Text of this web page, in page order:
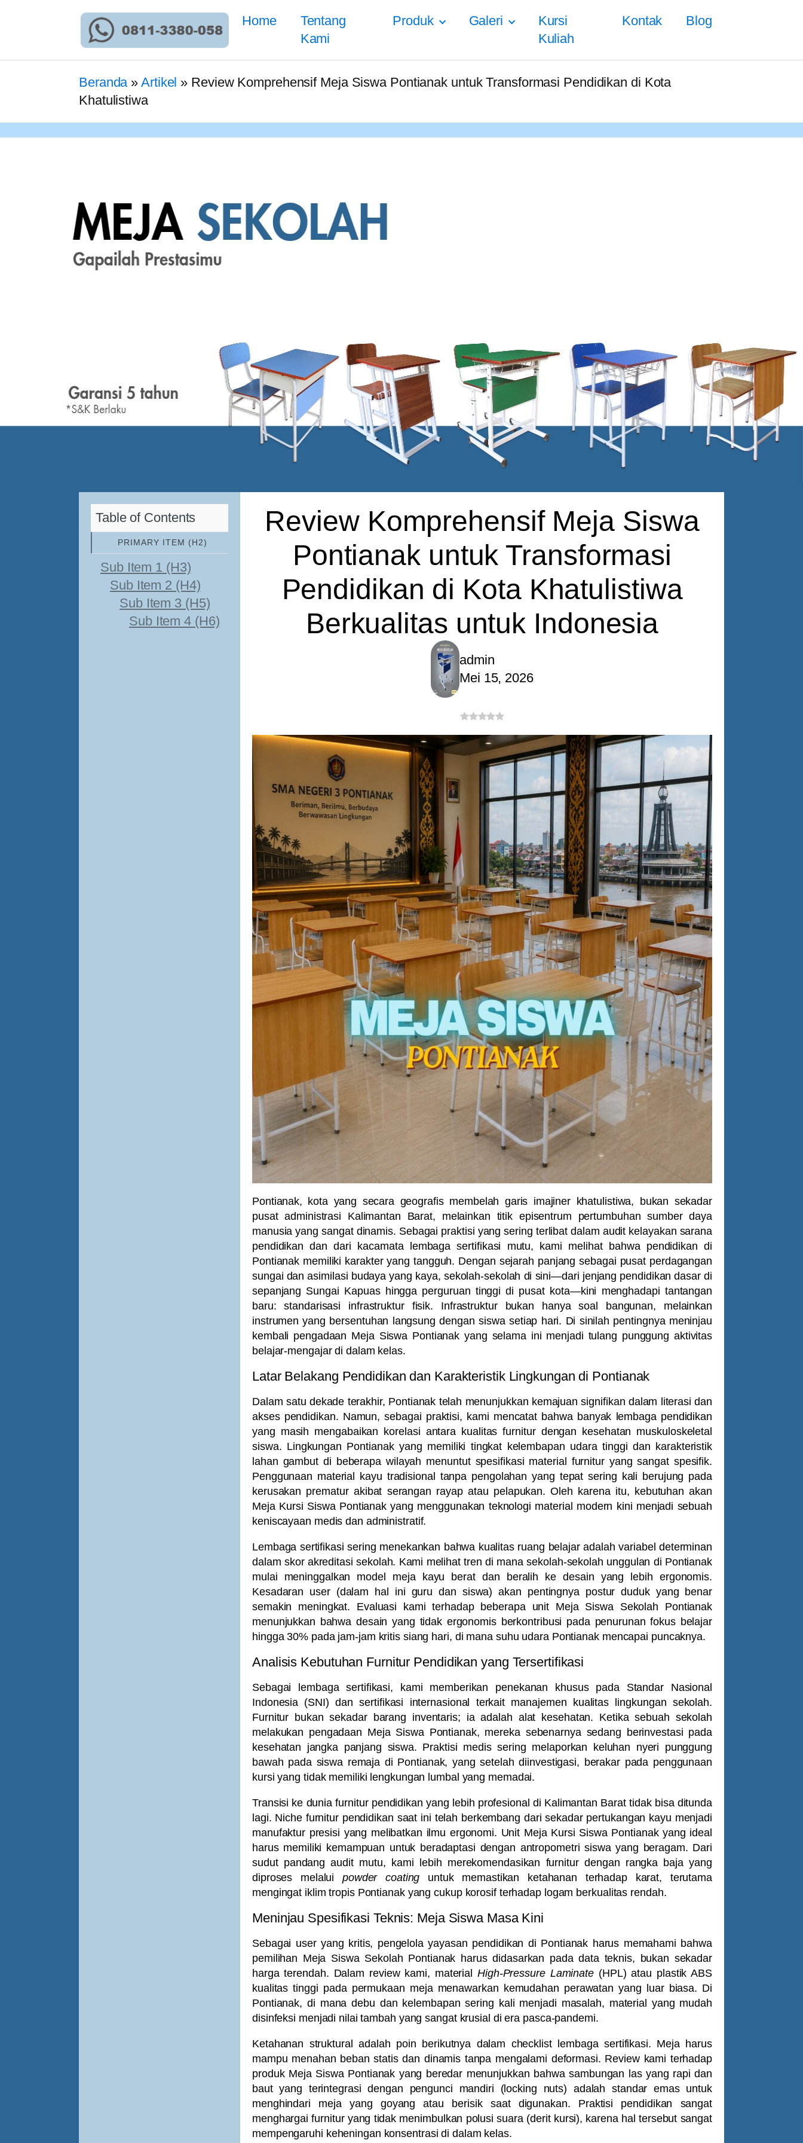
Home
Tentang
Kami
Produk Galeri
Kursi
Kuliah
Kontak Blog
Beranda»Artikel » Review Komprehensif Meja Siswa Pontianak untuk Transformasi Pendidikan di Kota
Khatulistiwa
Table of Contents
PRIMARY ITEM (H2)
Sub Item 1 (H3)
Sub Item 2 (H4)
Sub Item 3 (H5)
Sub Item 4 (H6)
Review Komprehensif Meja Siswa
Pontianak untuk Transformasi
Pendidikan di Kota Khatulistiwa
Berkualitas untuk Indonesia
admin
Mei 15, 2026
Pontianak, kota yang secara geografis membelah garis imajiner khatulistiwa, bukan sekadar
pusat administrasi Kalimantan Barat, melainkan titik episentrum pertumbuhan sumber daya
manusia yang sangat dinamis. Sebagai praktisi yang sering terlibat dalam audit kelayakan sarana
pendidikan dan dari kacamata lembaga sertifikasi mutu, kami melihat bahwa pendidikan di
Pontianak memiliki karakter yang tangguh. Dengan sejarah panjang sebagai pusat perdagangan
sungai dan asimilasi budaya yang kaya, sekolah-sekolah di sini—dari jenjang pendidikan dasar di
sepanjang Sungai Kapuas hingga perguruan tinggi di pusat kota—kini menghadapi tantangan
baru: standarisasi infrastruktur fisik. Infrastruktur bukan hanya soal bangunan, melainkan
instrumen yang bersentuhan langsung dengan siswa setiap hari. Di sinilah pentingnya meninjau
kembali pengadaan Meja Siswa Pontianak yang selama ini menjadi tulang punggung aktivitas
belajar-mengajar di dalam kelas.
Latar Belakang Pendidikan dan Karakteristik Lingkungan di Pontianak
Dalam satu dekade terakhir, Pontianak telah menunjukkan kemajuan signifikan dalam literasi dan
akses pendidikan. Namun, sebagai praktisi, kami mencatat bahwa banyak lembaga pendidikan
yang masih mengabaikan korelasi antara kualitas furnitur dengan kesehatan muskuloskeletal
siswa. Lingkungan Pontianak yang memiliki tingkat kelembapan udara tinggi dan karakteristik
lahan gambut di beberapa wilayah menuntut spesifikasi material furnitur yang sangat spesifik.
Penggunaan material kayu tradisional tanpa pengolahan yang tepat sering kali berujung pada
kerusakan prematur akibat serangan rayap atau pelapukan. Oleh karena itu, kebutuhan akan
Meja Kursi Siswa Pontianak yang menggunakan teknologi material modern kini menjadi sebuah
keniscayaan medis dan administratif.
Lembaga sertifikasi sering menekankan bahwa kualitas ruang belajar adalah variabel determinan
dalam skor akreditasi sekolah. Kami melihat tren di mana sekolah-sekolah unggulan di Pontianak
mulai meninggalkan model meja kayu berat dan beralih ke desain yang lebih ergonomis.
Kesadaran user (dalam hal ini guru dan siswa) akan pentingnya postur duduk yang benar
semakin meningkat. Evaluasi kami terhadap beberapa unit Meja Siswa Sekolah Pontianak
menunjukkan bahwa desain yang tidak ergonomis berkontribusi pada penurunan fokus belajar
hingga 30% pada jam-jam kritis siang hari, di mana suhu udara Pontianak mencapai puncaknya.
Analisis Kebutuhan Furnitur Pendidikan yang Tersertifikasi
Sebagai lembaga sertifikasi, kami memberikan penekanan khusus pada Standar Nasional
Indonesia (SNI) dan sertifikasi internasional terkait manajemen kualitas lingkungan sekolah.
Furnitur bukan sekadar barang inventaris; ia adalah alat kesehatan. Ketika sebuah sekolah
melakukan pengadaan Meja Siswa Pontianak, mereka sebenarnya sedang berinvestasi pada
kesehatan jangka panjang siswa. Praktisi medis sering melaporkan keluhan nyeri punggung
bawah pada siswa remaja di Pontianak, yang setelah diinvestigasi, berakar pada penggunaan
kursi yang tidak memiliki lengkungan lumbal yang memadai.
Transisi ke dunia furnitur pendidikan yang lebih profesional di Kalimantan Barat tidak bisa ditunda
lagi. Niche furnitur pendidikan saat ini telah berkembang dari sekadar pertukangan kayu menjadi
manufaktur presisi yang melibatkan ilmu ergonomi. Unit Meja Kursi Siswa Pontianakyang ideal
harus memiliki kemampuan untuk beradaptasi dengan antropometri siswa yang beragam. Dari
sudut pandang audit mutu, kami lebih merekomendasikan furnitur dengan rangka baja yang
diproses melalui powder coating untuk memastikan ketahanan terhadap karat, terutama
mengingat iklim tropis Pontianak yang cukup korosif terhadap logam berkualitas rendah.
Meninjau Spesifikasi Teknis: Meja Siswa Masa Kini
Sebagai user yang kritis, pengelola yayasan pendidikan di Pontianak harus memahami bahwa
pemilihan Meja Siswa Sekolah Pontianak harus didasarkan pada data teknis, bukan sekadar
harga terendah. Dalam review kami, materialHigh-Pressure Laminate(HPL) atau plastik ABS
kualitas tinggi pada permukaan meja menawarkan kemudahan perawatan yang luar biasa. Di
Pontianak, di mana debu dan kelembapan sering kali menjadi masalah, material yang mudah
disinfeksi menjadi nilai tambah yang sangat krusial di era pasca-pandemi.
Ketahanan struktural adalah poin berikutnya dalam checklist lembaga sertifikasi. Meja harus
mampu menahan beban statis dan dinamis tanpa mengalami deformasi. Review kami terhadap
produk Meja Siswa Pontianak yang beredar menunjukkan bahwa sambungan las yang rapi dan
baut yang terintegrasi dengan pengunci mandiri (locking nuts) adalah standar emas untuk
menghindari meja yang goyang atau berisik saat digunakan. Praktisi pendidikan sangat
menghargai furnitur yang tidak menimbulkan polusi suara (derit kursi), karena hal tersebut sangat
mempengaruhi keheningan konsentrasi di dalam kelas.